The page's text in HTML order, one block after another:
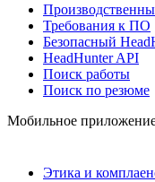
Требования к ПО
Безопасный
HeadHunter API
Поиск работы
Поиск по резюме
Мобильное
Этика и